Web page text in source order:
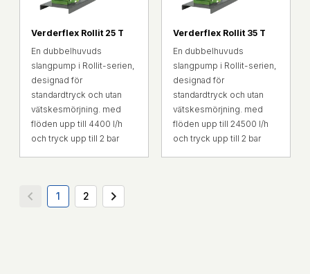
Verderflex Rollit 25 T
En dubbelhuvuds
slangpump i Rollit-serien,
designad för
standardtryck och utan
vätskesmörjning. med
flöden upp till 4400 l/h
och tryck upp till 2 bar
Verderflex Rollit 35 T
En dubbelhuvuds
slangpump i Rollit-serien,
designad för
standardtryck och utan
vätskesmörjning. med
flöden upp till 24500 l/h
och tryck upp till 2 bar
1 2